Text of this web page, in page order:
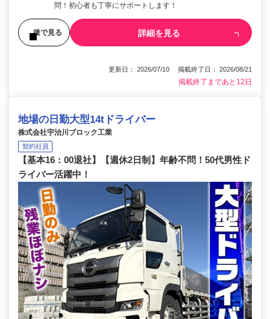
問！初心者も丁寧にサポートします！
後で見る 詳細を見る
更新日： 2026/07/10 掲載終了日： 2026/08/21
掲載終了まであと12日
地場の日勤大型14tドライバー
株式会社宇治川ブロック工業
契約社員
【基本16：00退社】【週休2日制】年齢不問！50代男性ド
ライバー活躍中！